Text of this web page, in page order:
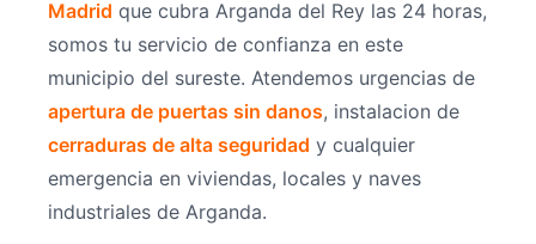
Madrid que cubra Arganda del Rey las 24 horas,
somos tu servicio de confianza en este
municipio del sureste. Atendemos urgencias de
apertura de puertas sin danos, instalacion de
cerraduras de alta seguridad y cualquier
emergencia en viviendas, locales y naves
industriales de Arganda.